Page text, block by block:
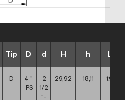
Tip D d H h L
D
4 ”
IPS
2
1/2
“-
29,92 18,11 t9